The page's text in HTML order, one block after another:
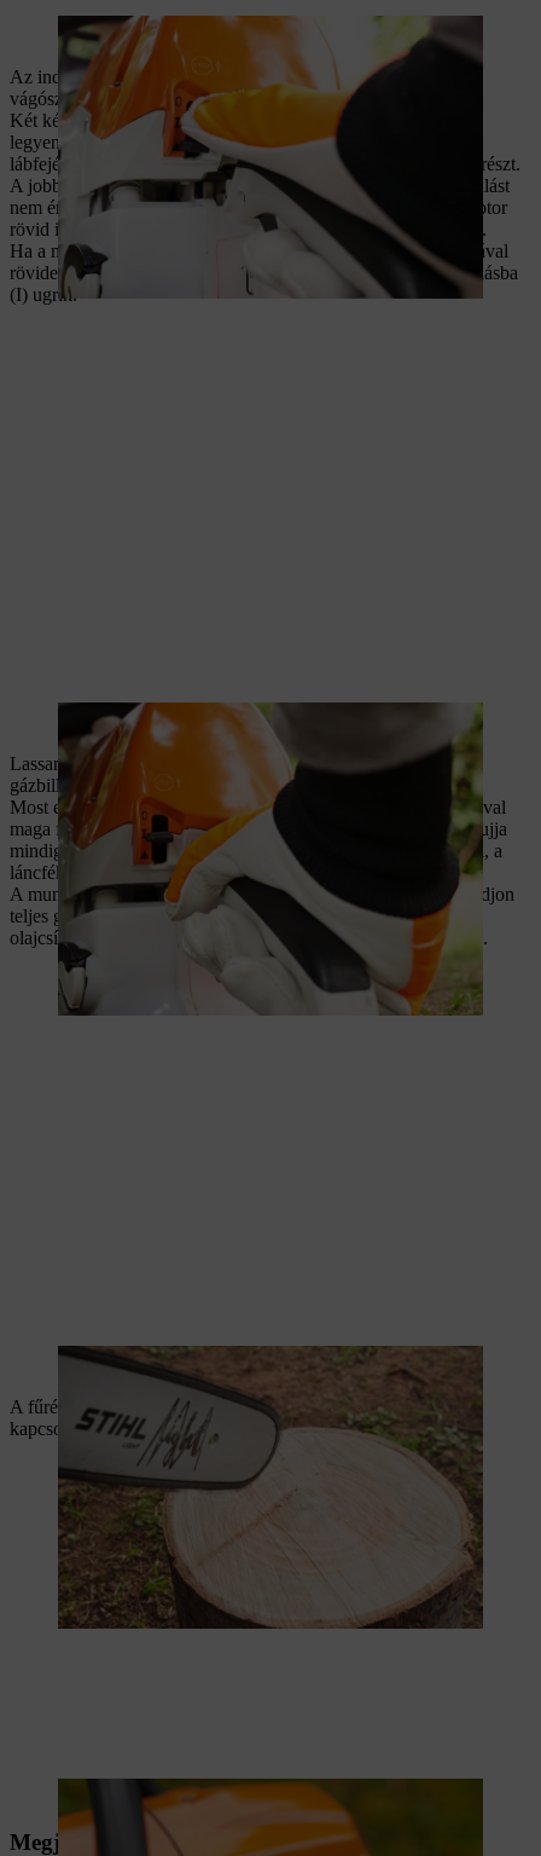
A kombinált kart indítási helyzetbe kell állítani.
Az indításhoz helyezze a láncfűrészt vízszintes felületre. A
vágószerkezet nem érhet semmihez.
Két kézzel fogja meg a földre helyezett láncfűrészt. A bal keze
legyen a csőfogantyún, a jobb pedig az indítózsinóron. A jobb
lábfejével lépjen a hátsó fogantyúra. Ezzel stabilizálja a láncfűrészt.
A jobb kezével lassan húzza meg az indítózsinórt, amíg ellenállást
nem érez. A zsinórt húzza meg erőteljesen többször, amíg a motor
rövid ideig be nem indul. Függőlegesen felfelé húzza a zsinórt.
Ha a motor beindult, és egyenletesen jár, a jobb kéz mutatóujjával
röviden nyomja meg a gázkart. Ekkor a kombinált kar üzemállásba
(I) ugrik.
A kombinált karnak üzemállásba kell ugrania.
Lassan emelje fel a láncfűrészt a földről, de közben ne érjen a
gázbillentyűhöz.
Most engedje ki a láncféket úgy, hogy a bal kezének négy ujjával
maga felé húzza a láncfék karját. Eközben azonban a hüvelykujja
mindig maradjon a csőfogantyú körül alulról. Ha kattanást hall, a
láncfék kioldódott.
A munka megkezdése előtt ellenőrizze a lánc kenését: ehhez adjon
teljes gázt és emelje a fűrészt sima háttér előtt, amelyen némi
olajcsíknak kell látszódnia néhány másodpercnyi gázadás után.
A motorfűrész használata előtt ellenőrizze a lánc kenését.
A fűrész használatra kész. A biztonságos munkatechnikával
kapcsolatos információk a
használati útmutatóbantalálhatók.
Fűrészeléskor fontos a biztonságos munkatechnika
Megjegyzés